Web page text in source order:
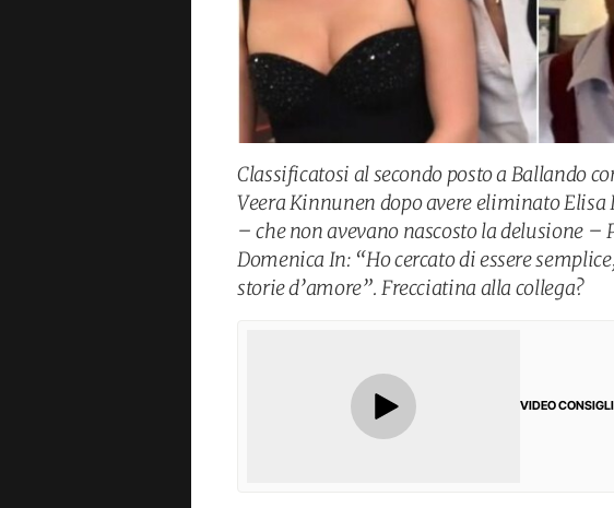
Classificatosi al secondo posto a Ballando
Veera Kinnunen dopo avere eliminato
– che non avevano nascosto la delusione
Domenica In: “Ho cercato di essere
storie d’amore”. Frecciatina alla collega?
VIDEO